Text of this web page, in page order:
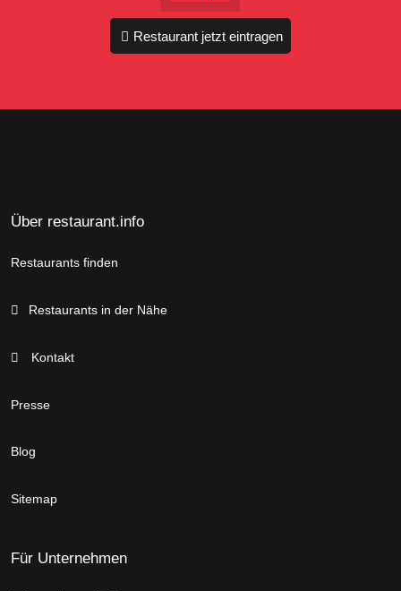
Restaurant jetzt eintragen
Über restaurant.info
Restaurants finden
Restaurants in der Nähe
Kontakt
Presse
Blog
Sitemap
Für Unternehmen